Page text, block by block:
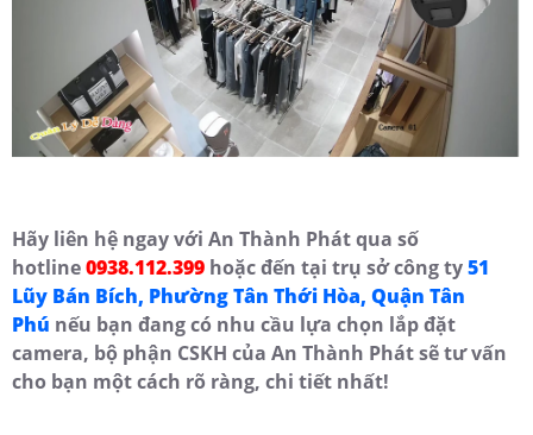
Hãy liên hệ ngay với An Thành Phát qua số
hotline0938.112.399 hoặc đến tại trụ sở công ty51
Lũy Bán Bích, Phường Tân Thới Hòa, Quận Tân
Phú nếu bạn đang có nhu cầu lựa chọn lắp đặt
camera, bộ phận CSKH của An Thành Phát sẽ tư vấn
cho bạn một cách rõ ràng, chi tiết nhất!